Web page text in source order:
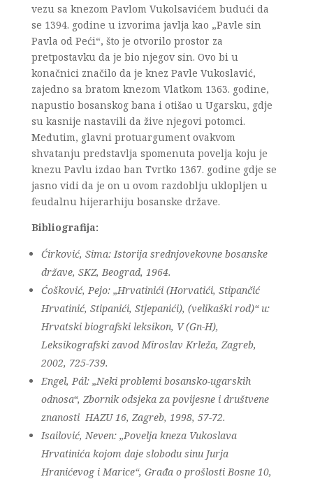
vezu sa knezom Pavlom Vukolsavićem budući da
se 1394. godine u izvorima javlja kao „Pavle sin
Pavla od Peći“, što je otvorilo prostor za
pretpostavku da je bio njegov sin. Ovo bi u
konačnici značilo da je knez Pavle Vukoslavić,
zajedno sa bratom knezom Vlatkom 1363. godine,
napustio bosanskog bana i otišao u Ugarsku, gdje
su kasnije nastavili da žive njegovi potomci.
Međutim, glavni protuargument ovakvom
shvatanju predstavlja spomenuta povelja koju je
knezu Pavlu izdao ban Tvrtko 1367. godine gdje se
jasno vidi da je on u ovom razdoblju uklopljen u
feudalnu hijerarhiju bosanske države.
Bibliografija:
Ćirković, Sima: Istorija srednjovekovne bosanske
države, SKZ, Beograd, 1964.
Ćošković, Pejo: „Hrvatinići (Horvatići, Stipančić
Hrvatinić, Stipanići, Stjepanići), (velikaški rod)“ u:
Hrvatski biografski leksikon, V (Gn-H),
Leksikografski zavod Miroslav Krleža, Zagreb,
2002, 725-739.
Engel, Pál: „Neki problemi bosansko-ugarskih
odnosa“, Zbornik odsjeka za povijesne i društvene
znanosti HAZU 16, Zagreb, 1998, 57-72.
Isailović, Neven: „Povelja kneza Vukoslava
Hrvatinića kojom daje slobodu sinu Jurja
Hranićevog i Marice“, Građa o prošlosti Bosne 10,